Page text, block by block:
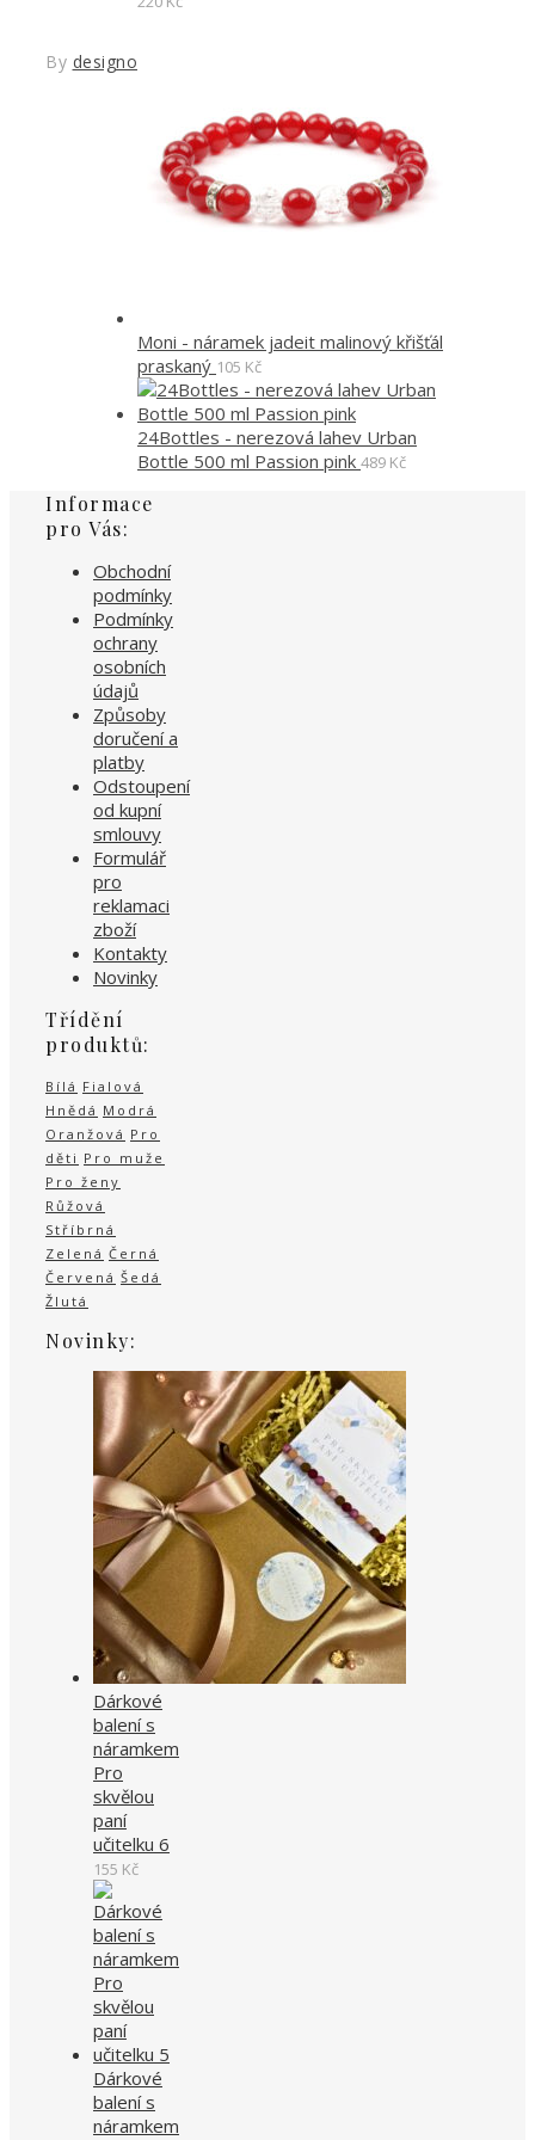
By designoved
Moni - náramek jadeit malinový křišťál
praskaný 105 Kč
24Bottles - nerezová lahev Urban
Bottle 500 ml Passion pink 489 Kč
Informace
pro Vás:
Obchodní
podmínky
Podmínky
ochrany
osobních
údajů
Způsoby
doručení a
platby
Odstoupení
od kupní
smlouvy
Formulář
pro
reklamaci
zboží
Kontakty
Novinky
Třídění
produktů:
Bílá Fialová
Hnědá Modrá
Oranžová Pro
děti Pro muže
Pro ženy
Růžová
Stříbrná
Zelená Černá
Červená Šedá
Žlutá
Novinky:
Dárkové
balení s
náramkem
Pro
skvělou
paní
učitelku 6
155 Kč
Dárkové
balení s
náramkem